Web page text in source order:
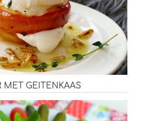
MET GEITENKAAS